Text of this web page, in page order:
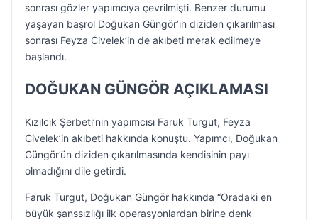
sonrası gözler yapımcıya çevrilmişti. Benzer durumu
yaşayan başrol Doğukan Güngör’in diziden çıkarılması
sonrası Feyza Civelek’in de akıbeti merak edilmeye
başlandı.
DOĞUKAN GÜNGÖR AÇIKLAMASI
Kızılcık Şerbeti’nin yapımcısı Faruk Turgut, Feyza
Civelek’in akıbeti hakkında konuştu. Yapımcı, Doğukan
Güngör’ün diziden çıkarılmasında kendisinin payı
olmadığını dile getirdi.
Faruk Turgut, Doğukan Güngör hakkında “Oradaki en
büyük şanssızlığı ilk operasyonlardan birine denk